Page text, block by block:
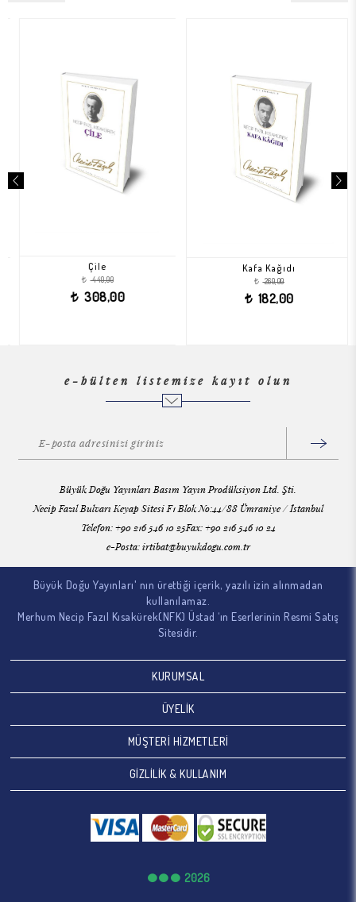
Çile
t
440,00
t 308,00
Kafa Kağıdı
t
260,00
t 182,00
e-bülten listemize kayıt olun
Büyük Doğu Yayınları Basım Yayın Prodüksiyon Ltd. Şti.
Necip Fazıl Bulvarı Keyap Sitesi F1 Blok No:44/88 Ümraniye / İstanbul
Telefon: +90 216 546 10 25Fax: +90 216 546 10 24
e-Posta:irtibat@buyukdogu.com.tr
Büyük Doğu Yayınları' nın ürettiği içerik, yazılı izin alınmadan
kullanılamaz.
Merhum Necip Fazıl Kısakürek(NFK) Üstad ‘ın Eserlerinin Resmi Satış
Sitesidir.
KURUMSAL
ÜYELİK
MÜŞTERİ HİZMETLERİ
GİZLİLİK & KULLANIM
2026